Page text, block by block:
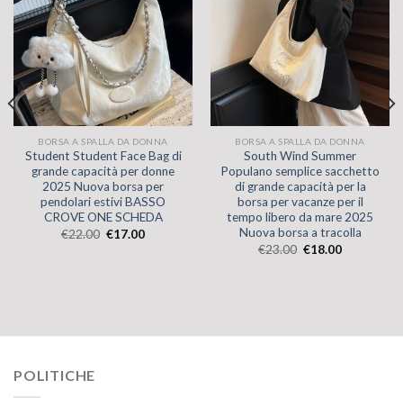
BORSA A SPALLA DA DONNA
Student Student Face Bag di
grande capacità per donne
2025 Nuova borsa per
pendolari estivi BASSO
CROVE ONE SCHEDA
€22.00 €17.00
BORSA A SPALLA DA DONNA
South Wind Summer
Populano semplice sacchetto
di grande capacità per la
borsa per vacanze per il
tempo libero da mare 2025
Nuova borsa a tracolla
€23.00 €18.00
POLITICHE